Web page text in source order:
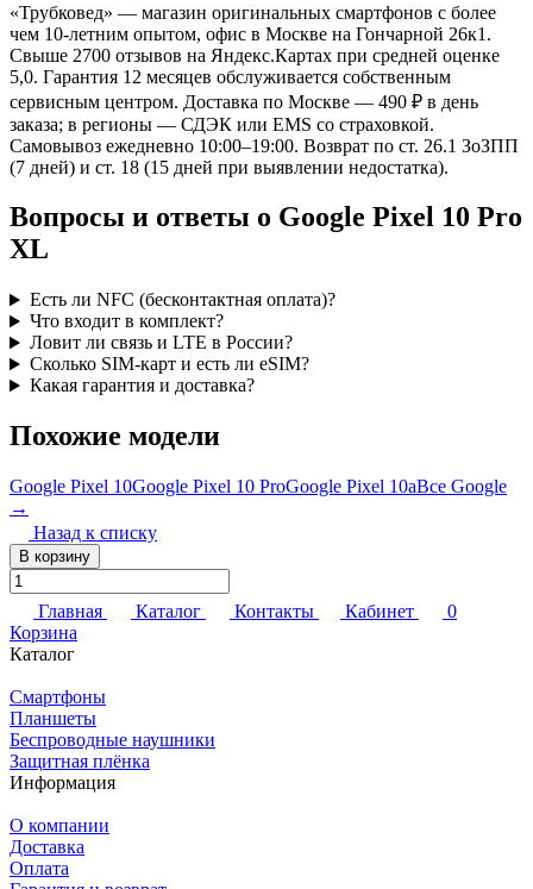
«Трубковед» — магазин оригинальных смартфонов с более
чем 10-летним опытом, офис в Москве на Гончарной 26к1.
Свыше 2700 отзывов на Яндекс.Картах при средней оценке
5,0. Гарантия 12 месяцев обслуживается собственным
сервисным центром. Доставка по Москве — 490 ₽ в день
заказа; в регионы — СДЭК или EMS со страховкой.
Самовывоз ежедневно 10:00–19:00. Возврат по ст. 26.1 ЗоЗПП
(7 дней) и ст. 18 (15 дней при выявлении недостатка).
Вопросы и ответы о Google Pixel 10 Pro
XL
Есть ли NFC (бесконтактная оплата)?
Что входит в комплект?
Ловит ли связь и LTE в России?
Сколько SIM-карт и есть ли eSIM?
Какая гарантия и доставка?
Похожие модели
Google Pixel 10Google Pixel 10 ProGoogle Pixel 10aВсе Google
→
Назад к списку
В корзину
Главная Каталог Контакты Кабинет
0
Корзина
Каталог
Смартфоны
Планшеты
Беспроводные наушники
Защитная плёнка
Информация
О компании
Доставка
Оплата